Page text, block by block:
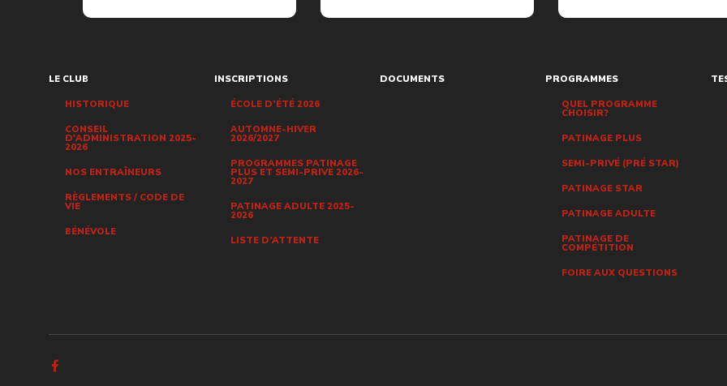
LE CLUB
HISTORIQUE
CONSEIL
D'ADMINISTRATION 2025-
2026
NOS ENTRAÎNEURS
RÈGLEMENTS / CODE DE
VIE
BÉNÉVOLE
INSCRIPTIONS
ÉCOLE D’ÉTÉ 2026
AUTOMNE-HIVER
2026/2027
PROGRAMMES PATINAGE
PLUS ET SEMI-PRIVÉ 2026-
2027
PATINAGE ADULTE 2025-
2026
LISTE D’ATTENTE
DOCUMENTS PROGRAMMES
QUEL PROGRAMME
CHOISIR?
PATINAGE PLUS
SEMI-PRIVÉ (PRÉ STAR)
PATINAGE STAR
PATINAGE ADULTE
PATINAGE DE
COMPÉTITION
FOIRE AUX QUESTIONS